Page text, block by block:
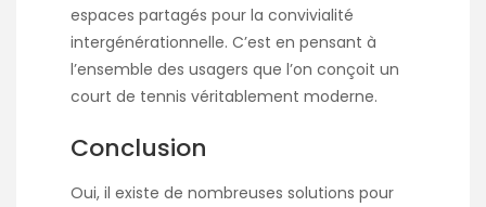
espaces partagés pour la convivialité
intergénérationnelle. C’est en pensant à
l’ensemble des usagers que l’on conçoit un
court de tennis véritablement moderne.
Conclusion
Oui, il existe de nombreuses solutions pour